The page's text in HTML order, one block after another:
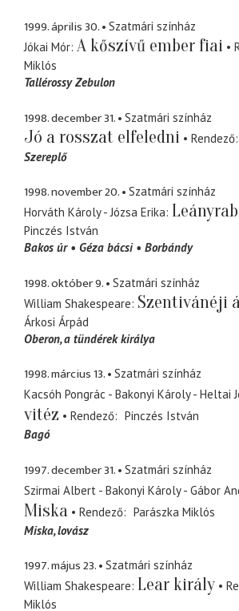
1999. április 30.
Szatmári színház
Jókai Mór A kőszívű ember fiai
Miklós
Tallérossy Zebulon
1998. december 31. Szatmári színház
Jó a rosszat elfeledni Rendező
Szereplő
1998. november 20.
Szatmári színház
Horváth Károly - Józsa Erika
Pinczés István
Bakos úr
Géza bácsi Borbándy
1998. október 9.
Szatmári színház
William Shakespeare Szentivánéji
Árkosi Árpád
Oberon a tündérek királya
1998. március 13.
Szatmári színház
Kacsóh Pongrác - Bakonyi Károly - Heltai
vitéz
Rendező
Pinczés István
Bagó
1997. december 31.
Szatmári színház
Szirmai Albert - Bakonyi Károly - Gábor
Miska
Rendező
Parászka Miklós
Miska lovász
1997. május 23.
Szatmári színház
William Shakespeare Lear király
Miklós